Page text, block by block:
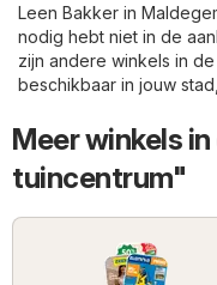
Leen Bakker in
nodig hebt niet in de
zijn andere winkels in
beschikbaar in jouw
Meer winkels
tuincentrum"